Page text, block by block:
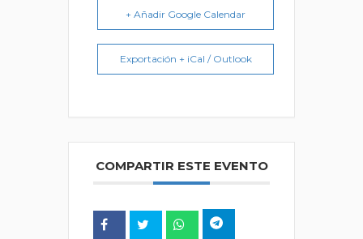
+ Añadir Google Calendar
Exportación + iCal / Outlook
COMPARTIR ESTE EVENTO